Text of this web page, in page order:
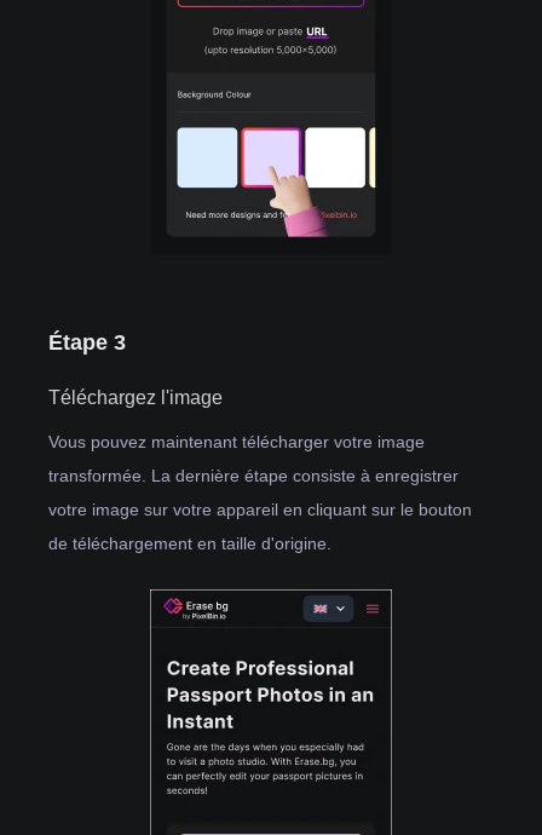
Étape 3
Téléchargez l'image
Vous pouvez maintenant télécharger votre image
transformée. La dernière étape consiste à enregistrer
votre image sur votre appareil en cliquant sur le bouton
de téléchargement en taille d'origine.